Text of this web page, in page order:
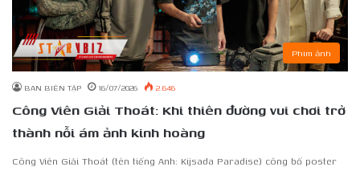
Phim ảnh
BAN BIÊN TẬP 16/07/2026 2.646
Công Viên Giải Thoát: Khi thiên đường vui chơi trở
thành nỗi ám ảnh kinh hoàng
Công Viên Giải Thoát (tên tiếng Anh: Kijsada Paradise) công bố poster